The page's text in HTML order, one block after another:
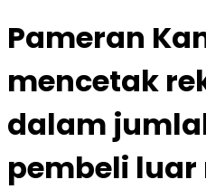
Pameran
mencetak
dalam
pembeli luar